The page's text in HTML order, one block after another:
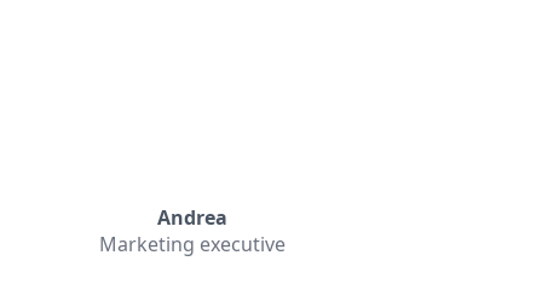
Andrea
Marketing executive